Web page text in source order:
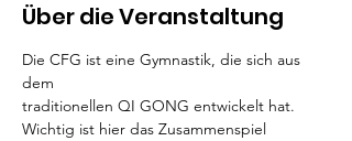
Über die Veranstaltung
Die CFG ist eine Gymnastik, die sich aus
dem
traditionellen QI GONG entwickelt hat.
Wichtig ist hier das Zusammenspiel